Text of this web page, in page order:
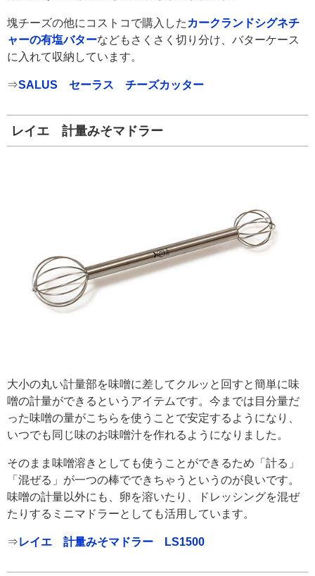
塊チーズの他にコストコで購入した カークランドシグネチ
ャーの有塩バターなどもさくさく切り分け、バターケース
に入れて収納しています。
⇒SALUS セーラス チーズカッター
レイエ 計量みそマドラー
大小の丸い計量部を味噌に差してクルッと回すと簡単に味
噌の計量ができるというアイテムです。今までは目分量だ
った味噌の量がこちらを使うことで安定するようになり、
いつでも同じ味のお味噌汁を作れるようになりました。
そのまま味噌溶きとしても使うことができるため「計る」
「混ぜる」が一つの棒でできちゃうというのが良いです。
味噌の計量以外にも、卵を溶いたり、ドレッシングを混ぜ
たりするミニマドラーとしても活用しています。
⇒レイエ 計量みそマドラー LS1500